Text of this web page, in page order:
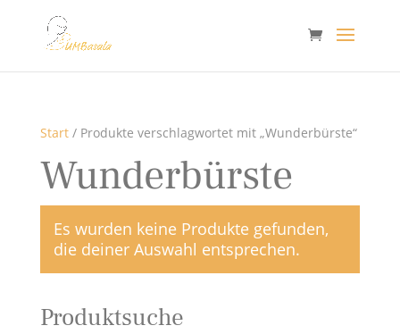
Start/ Produkte verschlagwortet mit „Wunderbürste“
Wunderbürste
Es wurden keine Produkte gefunden,
die deiner Auswahl entsprechen.
Produktsuche